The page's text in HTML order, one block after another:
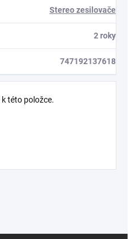
Stereo zesilovače
2 roky
747192137618
této položce.